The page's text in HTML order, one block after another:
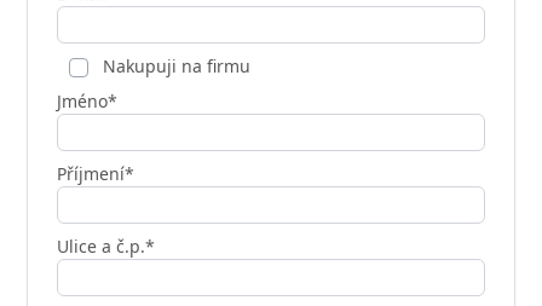
Nakupuji na firmu
Jméno*
Příjmení*
Ulice a č.p.*